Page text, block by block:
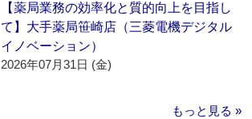
【薬局業務の効率化と質的向上を目指し
て】大手薬局笹崎店（三菱電機デジタル
イノベーション）
2026年07月31日 (金)
もっと見る »